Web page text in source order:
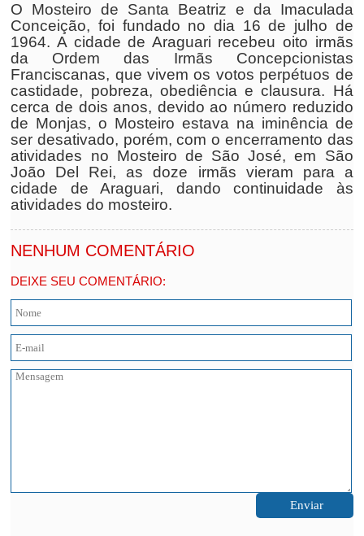
O Mosteiro de Santa Beatriz e da Imaculada
Conceição, foi fundado no dia 16 de julho de
1964. A cidade de Araguari recebeu oito irmãs
da Ordem das Irmãs Concepcionistas
Franciscanas, que vivem os votos perpétuos de
castidade, pobreza, obediência e clausura. Há
cerca de dois anos, devido ao número reduzido
de Monjas, o Mosteiro estava na iminência de
ser desativado, porém, com o encerramento das
atividades no Mosteiro de São José, em São
João Del Rei, as doze irmãs vieram para a
cidade de Araguari, dando continuidade às
atividades do mosteiro.
NENHUM COMENTÁRIO
DEIXE SEU COMENTÁRIO: